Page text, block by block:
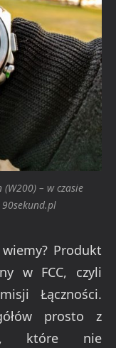
– w czasie
Produkt
w FCC, czyli
Łączności.
prosto z
które nie